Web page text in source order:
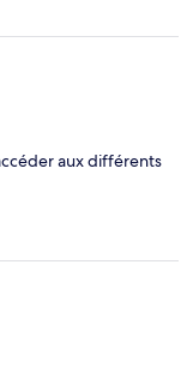
aux différents